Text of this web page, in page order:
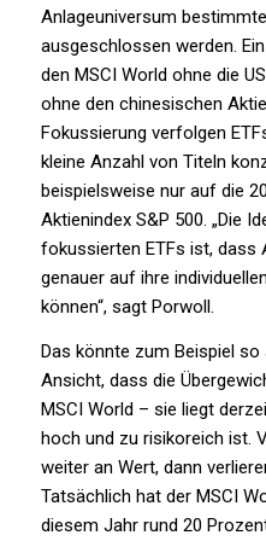
Anlageuniversum
ausgeschlossen werden.
den MSCI World ohne die
ohne den chinesischen
Fokussierung verfolgen
kleine Anzahl von Titeln
beispielsweise nur auf die
Aktienindex S&P 500. „Die
fokussierten ETFs ist, dass
genauer auf ihre
können“, sagt Porwoll.
Das könnte zum Beispiel
Ansicht, dass die
MSCI World – sie liegt
hoch und zu risikoreich ist.
weiter an Wert, dann
Tatsächlich hat der MSCI
diesem Jahr rund 20